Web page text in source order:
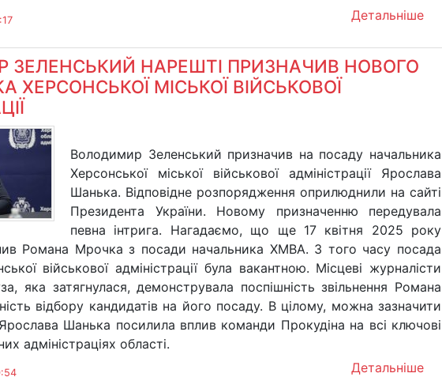
Детальніше
ЗЕЛЕНСЬКИЙ НАРЕШТІ ПРИЗНАЧИВ НОВОГО
ХЕРСОНСЬКОЇ МІСЬКОЇ ВІЙСЬКОВОЇ
Володимир Зеленський призначив на посаду начальника
Херсонської міської військової адміністрації Ярослава
Шанька. Відповідне розпорядження оприлюднили на сайті
Президента України. Новому призначенню передувала
певна інтрига. Нагадаємо, що ще 17 квітня 2025 року
Романа Мрочка з посади начальника ХМВА. З того часу посада
військової адміністрації була вакантною. Місцеві журналісти
яка затягнулася, демонструвала поспішність звільнення Романа
відбору кандидатів на його посаду. В цілому, можна зазначити
Шанька посилила вплив команди Прокудіна на всі ключові
адміністраціях області.
Детальніше